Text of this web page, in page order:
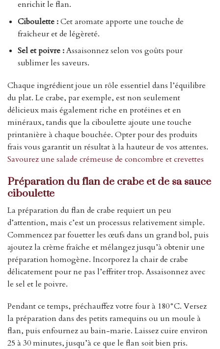
enrichit le flan.
Ciboulette :Cet aromate apporte une touche de
fraîcheur et de légèreté.
Sel et poivre :Assaisonnez selon vos goûts pour
sublimer les saveurs.
Chaque ingrédient joue un rôle essentiel dans l’équilibre
du plat. Le crabe, par exemple, est non seulement
délicieux mais également riche en protéines et en
minéraux, tandis que la ciboulette ajoute une touche
printanière à chaque bouchée. Opter pour des produits
frais vous garantit un résultat à la hauteur de vos attentes.
Savourez une salade crémeuse de concombre et crevettes
Préparation du flan de crabe et de sa sauce
ciboulette
La préparation du flan de crabe requiert un peu
d’attention, mais c’est un processus relativement simple.
Commencez par fouetter les œufs dans un grand bol, puis
ajoutez la crème fraîche et mélangez jusqu’à obtenir une
préparation homogène. Incorporez la chair de crabe
délicatement pour ne pas l’effriter trop. Assaisonnez avec
le sel et le poivre.
Pendant ce temps, préchauffez votre four à 180°C. Versez
la préparation dans des petits ramequins ou un moule à
flan, puis enfournez au bain-marie. Laissez cuire environ
25 à 30 minutes, jusqu’à ce que le flan soit bien pris.